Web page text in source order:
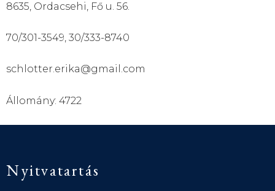
8635, Ordacsehi, Fő u. 56.
70/301-3549, 30/333-8740
schlotter.erika@gmail.com
Állomány: 4722
Nyitvatartás